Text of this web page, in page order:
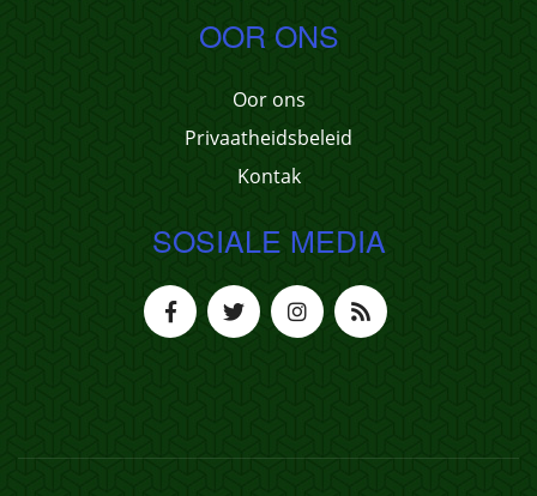
OOR ONS
Oor ons
Privaatheidsbeleid
Kontak
SOSIALE MEDIA